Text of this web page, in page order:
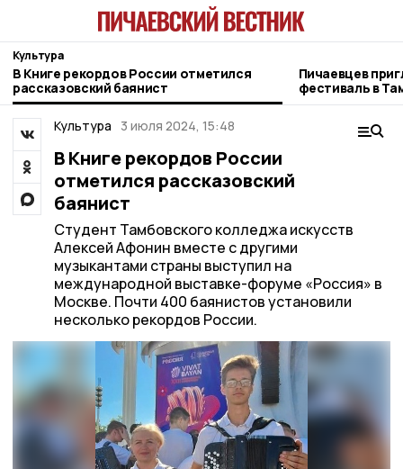
Культура
В Книге рекордов России отметился
рассказовский баянист
Пичаевцев
фестиваль в
Культура 3 июля 2024, 15:48
В Книге рекордов России
отметился рассказовский
баянист
Студент Тамбовского колледжа искусств
Алексей Афонин вместе с другими
музыкантами страны выступил на
международной выставке-форуме «Россия» в
Москве. Почти 400 баянистов установили
несколько рекордов России.